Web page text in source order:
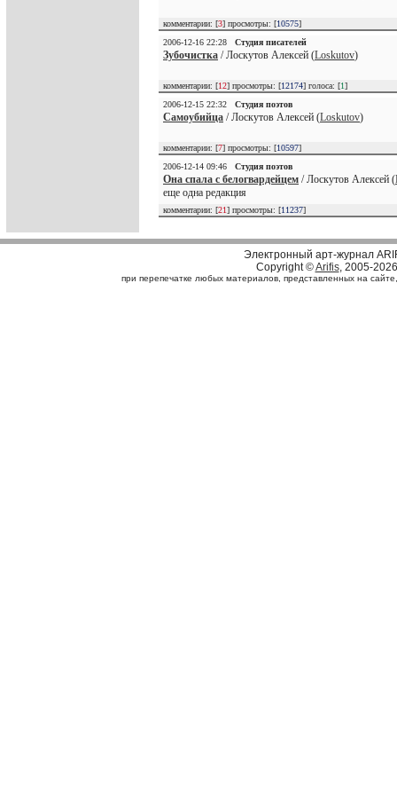
комментарии: [3] просмотры: [10575]
2006-12-16 22:28
Студия писателей
Зубочистка / Лоскутов Алексей (Loskutov)
комментарии: [12] просмотры: [12174] голоса: [1]
2006-12-15 22:32
Студия поэтов
Самоубийца / Лоскутов Алексей (Loskutov)
комментарии: [7] просмотры: [10597]
2006-12-14 09:46
Студия поэтов
Она спала с белогвардейцем / Лоскутов Алексей (
еще одна редакция
комментарии: [21] просмотры: [11237]
Электронный арт-журнал
Copyright ©Arifis, 2005-2026
при перепечатке любых материалов, представленных на